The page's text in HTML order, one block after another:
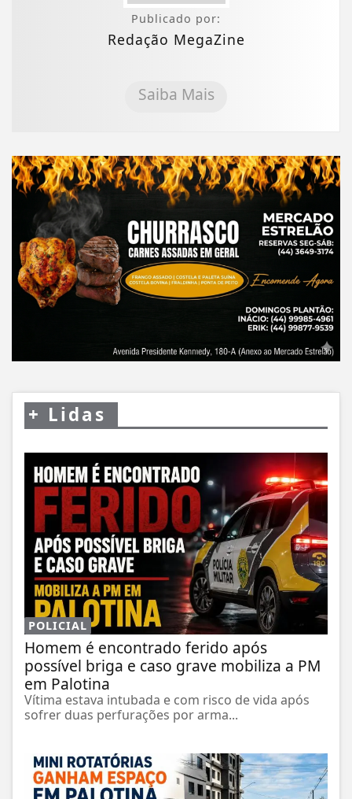
Publicado por:
Redação MegaZine
Saiba Mais
+ Lidas
POLICIAL
Homem é encontrado ferido após
possível briga e caso grave mobiliza a PM
em Palotina
Vítima estava intubada e com risco de vida após
sofrer duas perfurações por arma...